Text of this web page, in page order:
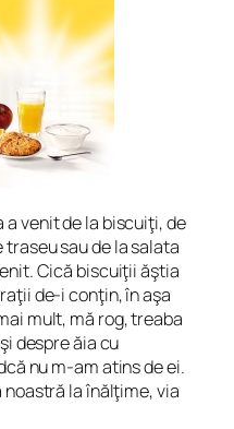
a venit de la biscuiţi, de
sau de la salata
Cică biscuiţii ăştia
de-i conţin, în aşa
mult, mă rog, treaba
despre ăia cu
nu m-am atins de ei.
la înălţime, via